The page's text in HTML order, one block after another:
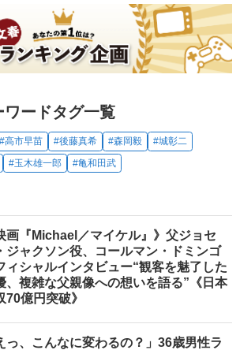
ードタグ一覧
#高市早苗 #後藤真希 #森岡毅
#城彰二
#玉木雄一郎 #亀和田武
画『Michael／マイケル』》父ジョセ
ジャクソン役、コールマン・ドミンゴ
ィシャルインタビュー“観客を魅了した
、複雑な父親像への想いを語る”《日本
70億円突破》
っ、こんなに変わるの？」36歳男性ラ